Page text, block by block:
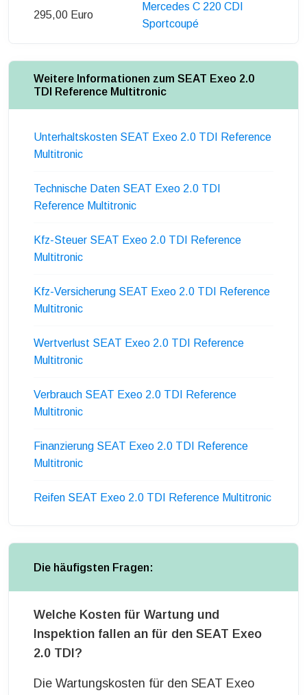
295,00 Euro
Mercedes C 220 CDI
Sportcoupé
Weitere Informationen zum SEAT Exeo 2.0
TDI Reference Multitronic
Unterhaltskosten SEAT Exeo 2.0 TDI Reference
Multitronic
Technische Daten SEAT Exeo 2.0 TDI
Reference Multitronic
Kfz-Steuer SEAT Exeo 2.0 TDI Reference
Multitronic
Kfz-Versicherung SEAT Exeo 2.0 TDI Reference
Multitronic
Wertverlust SEAT Exeo 2.0 TDI Reference
Multitronic
Verbrauch SEAT Exeo 2.0 TDI Reference
Multitronic
Finanzierung SEAT Exeo 2.0 TDI Reference
Multitronic
Reifen SEAT Exeo 2.0 TDI Reference Multitronic
Die häufigsten Fragen:
Welche Kosten für Wartung und
Inspektion fallen an für den SEAT Exeo
2.0 TDI?
Die Wartungskosten für den SEAT Exeo